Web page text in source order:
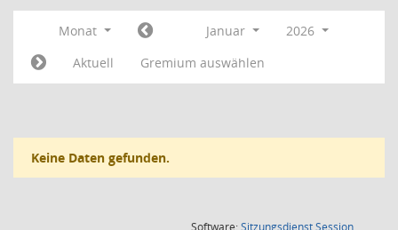
Monat Januar
2026
Aktuell
Gremium auswählen
Keine Daten gefunden.
Software:SitzungsdienstSession(Wird in